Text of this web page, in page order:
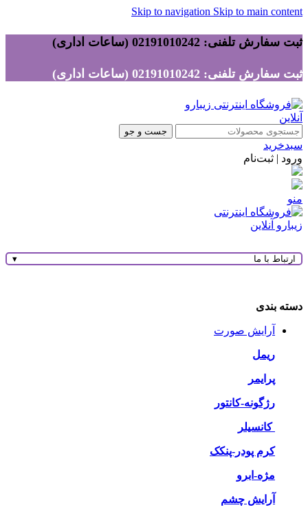
Skip to navigation Skip to main content
ثبت سفارش تلفنی: 02191010242 (ساعات اداری)
ثبت سفارش تلفنی: 02191010242 (ساعات اداری)
جست و جو
سبدخرید
ورود | ثبت‌نام
منو
ارتباط با ما ▾
دسته بندی
آرایش صورت
ریمل
پرایمر
رژگونه-کانتور
کانسیلر
کرم پودر-پنکک
مژه-ابرو
آرایش چشم